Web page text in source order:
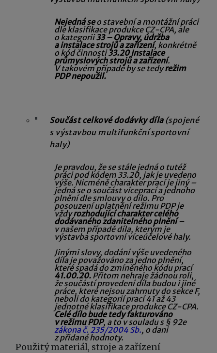
Nejedná seo stavební a montážní práci
dle klasifikace produkce CZ-CPA, ale
o kategorii33 – Opravy, údržba
a instalace strojů a zařízení, konkrétně
o kód činnosti33.20 Instalace
průmyslových strojů a zařízení.
V takovém případě by se tedyrežim
PDP nepoužil.
Součást celkové dodávky díla(spojené
s výstavbou multifunkční sportovní
haly)
Je pravdou, že se stále jedná o tutéž
práci pod kódem 33.20, jak je uvedeno
výše. Nicméně charakter prací je jiný –
jedná se o součást víceprací a jednoho
plnění dle smlouvy o dílo. Pro
posouzení uplatnění režimu PDP je
vždyrozhodující charakter celého
dodávaného zdanitelného plnění–
v našem případě díla, kterým je
výstavba sportovní víceúčelové haly.
Jinými slovy, dodání výše uvedeného
díla je považováno za jedno plnění,
které spadá do zmíněného kódu prací
41.00.20. Přitom nehraje žádnou roli,
že součástí provedení díla budou i jiné
práce, které nejsou zahrnuty do sekce F,
neboli do kategorií prací41 až 43
jednotné klasifikace produkce CZ-CPA.
Celé dílo bude tedy fakturováno
v režimu PDP, a to v souladu s § 92e
zákona č. 235/2004 Sb., o dani
z přidané hodnoty.
Použitý materiál, stroje a zařízení